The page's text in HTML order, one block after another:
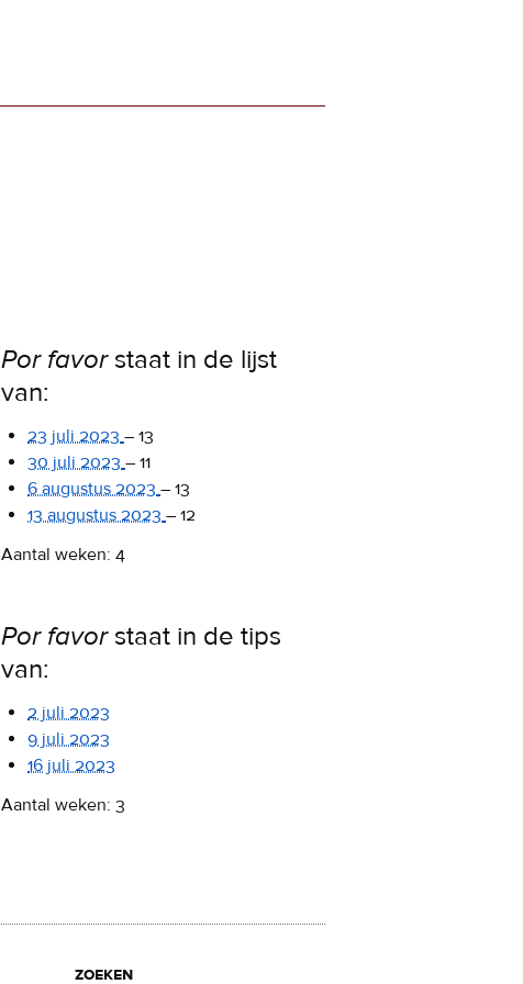
Por favorstaat in de lijst
van:
23 juli 2023 – 13
30 juli 2023 – 11
6 augustus 2023 – 13
13 augustus 2023 – 12
Aantal weken: 4
Por favorstaat in de tips
van:
2 juli 2023
9 juli 2023
16 juli 2023
Aantal weken: 3
zoeken